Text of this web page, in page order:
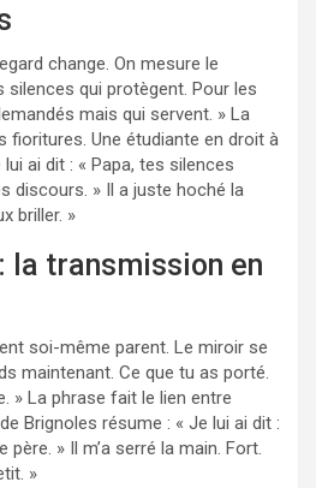
change. On mesure le
silences qui protègent. Pour les
mais qui servent. » La
fioritures. Une étudiante en droit à
ai dit : « Papa, tes silences
discours. » Il a juste hoché la
briller. »
la transmission en
soi-même parent. Le miroir se
maintenant. Ce que tu as porté.
» La phrase fait le lien entre
Brignoles résume : « Je lui ai dit :
père. » Il m’a serré la main. Fort.
»